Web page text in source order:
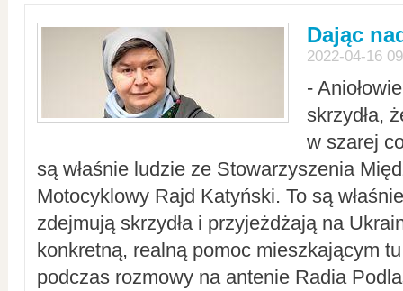
Dając
2022-04-16
-
skrzydła,
w szarej
są właśnie ludzie ze Stowarzyszenia
Motocyklowy Rajd Katyński. To są
zdejmują skrzydła i przyjeżdżają na
konkretną, realną pomoc mieszkającym
podczas rozmowy na antenie Radia